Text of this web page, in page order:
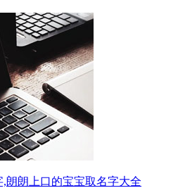
朗朗上口的宝宝取名字大全